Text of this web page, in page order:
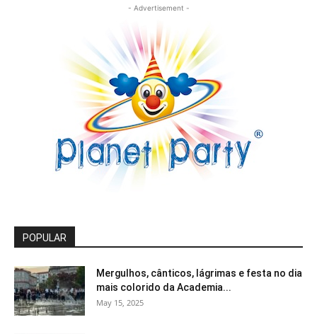
- Advertisement -
POPULAR
Mergulhos, cânticos, lágrimas e festa no dia
mais colorido da Academia...
May 15, 2025